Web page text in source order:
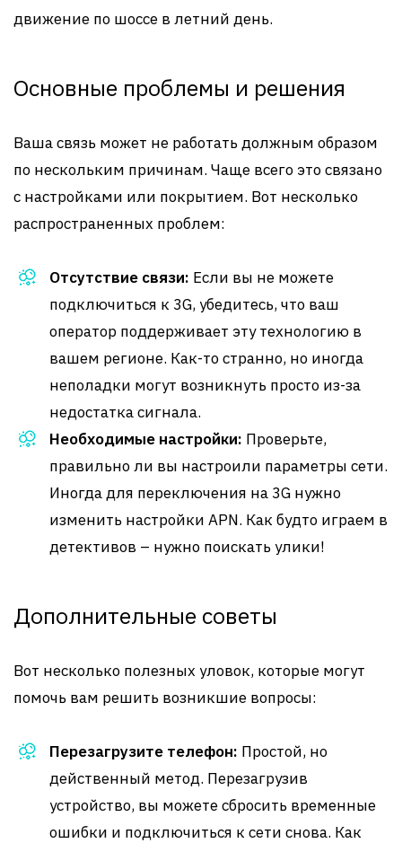
движение по шоссе в летний день.
Основные проблемы и решения
Ваша связь может не работать должным образом
по нескольким причинам. Чаще всего это связано
с настройками или покрытием. Вот несколько
распространенных проблем:
Отсутствие связи: Если вы не можете
подключиться к 3G, убедитесь, что ваш
оператор поддерживает эту технологию в
вашем регионе. Как-то странно, но иногда
неполадки могут возникнуть просто из-за
недостатка сигнала.
Необходимые настройки: Проверьте,
правильно ли вы настроили параметры сети.
Иногда для переключения на 3G нужно
изменить настройки APN. Как будто играем в
детективов – нужно поискать улики!
Дополнительные советы
Вот несколько полезных уловок, которые могут
помочь вам решить возникшие вопросы:
Перезагрузите телефон: Простой, но
действенный метод. Перезагрузив
устройство, вы можете сбросить временные
ошибки и подключиться к сети снова. Как